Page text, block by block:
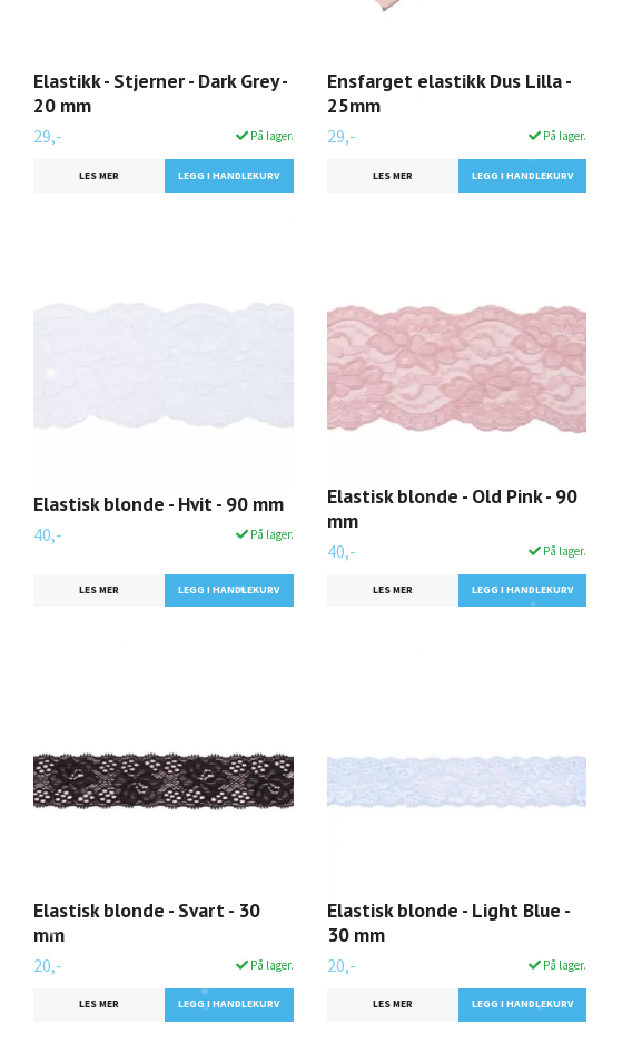
Elastikk - Stjerner - Dark Grey -
20 mm
29,- På lager.
LES MER
Ensfarget elastikk Dus Lilla -
25mm
29,- På lager.
LES MER
Elastisk blonde - Hvit - 90 mm
40,- På lager.
LES MER
Elastisk blonde - Old Pink - 90
mm
40,- På lager.
LES MER
Elastisk blonde - Svart - 30
mm
20,- På lager.
LES MER
Elastisk blonde - Light Blue -
30 mm
20,- På lager.
LES MER